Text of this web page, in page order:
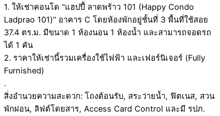
1. ให้เช่าคอนโด “แฮปปี้ ลาดพร้าว 101 (Happy Condo
Ladprao 101)” อาคาร C โดยห้องพักอยู่ชั้นที่ 3 พื้นที่ใช้สอย
37.4 ตร.ม. มีขนาด 1 ห้องนอน 1 ห้องน้ำ และสามารถจอดรถ
ได้ 1 คัน
2. ราคาให้เช่านี้รวมเครื่องใช้ไฟฟ้า และเฟอร์นิเจอร์ (Fully
Furnished)
.
สิ่งอำนวยความสะดวก: โถงต้อนรับ, สระว่ายน้ำ, ฟิตเนส, สวน
พักผ่อน, ลิฟต์โดยสาร, Access Card Control และมี รปภ.